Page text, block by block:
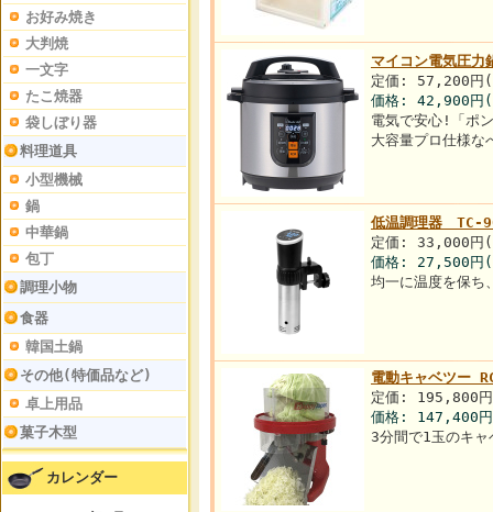
お好み焼き
大判焼
一文字
たこ焼器
袋しぼり器
料理道具
小型機械
鍋
中華鍋
包丁
調理小物
食器
韓国土鍋
その他(特価品など)
卓上用品
菓子木型
カレンダー
マイコン電気圧
定価: 57,200円
価格: 42,900円
電気で安心!「ポ
大容量プロ仕様な
低温調理器 TC-
定価: 33,000円
価格: 27,500円
均一に温度を保ち
電動キャベツー
定価: 195,800
価格: 147,400円
3分間で1玉のキャ